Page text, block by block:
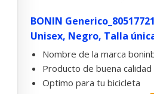
BONIN
Unisex, Negro, Talla
Nombre de la marca
Producto de buena calidad
Optimo para tu bicicleta